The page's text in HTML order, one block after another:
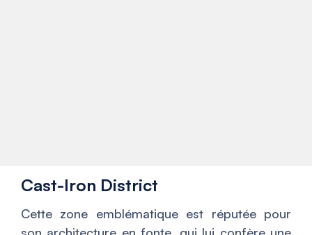
Cast-Iron District
Cette zone emblématique est réputée pour